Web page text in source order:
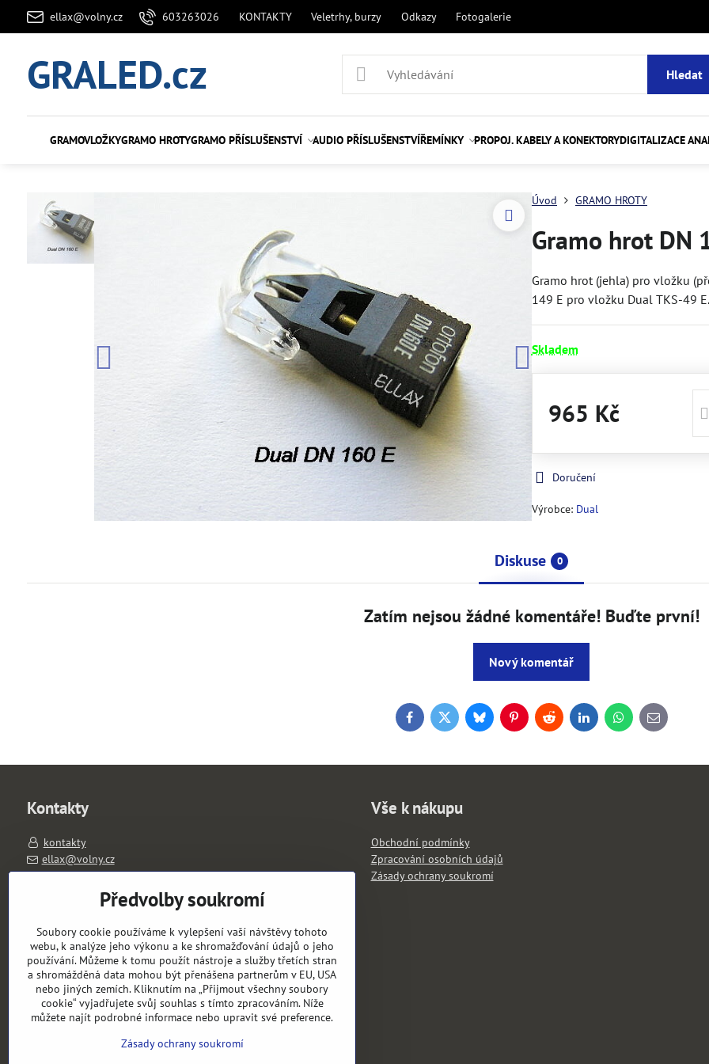
ellax@volny.cz 603263026 KONTAKTY Veletrhy, burzy Odkazy Fotogalerie
GRALED.cz Hledat
GRAMOVLOŽKYGRAMO HROTYGRAMO PŘÍSLUŠENSTVÍ AUDIO PŘÍSLUŠENSTVÍŘEMÍNKY PROPOJ. KABELY A KONEKTORYDIGITALIZACE
Úvod GRAMO HROTY
Gramo hrot DN
Gramo hrot (jehla) pro vložku
149 E pro vložku Dual TKS-49 E.
Skladem
965 Kč
Doručení
Výrobce: Dual
Diskuse 0
Zatím nejsou žádné komentáře! Buďte první!
Nový komentář
FacebookTwitterBlueskyPinterestRedditLinkedInWhatsApp
E-
mail
Kontakty
kontakty
ellax@volny.cz
603263026
PO-PÁ 11-18 hod.
výdejní místo: Slavíkova 1657/1, 120 00 Praha 2
Objednávky
Stav objednávky
Vše k nákupu
Obchodní podmínky
Zpracování osobních údajů
Zásady ochrany soukromí
Předvolby soukromí
Soubory cookie používáme k vylepšení vaší návštěvy tohoto
webu, k analýze jeho výkonu a ke shromažďování údajů o jeho
používání. Můžeme k tomu použít nástroje a služby třetích stran
a shromážděná data mohou být přenášena partnerům v EU, USA
nebo jiných zemích. Kliknutím na „Přijmout všechny soubory
cookie“ vyjadřujete svůj souhlas s tímto zpracováním. Níže
můžete najít podrobné informace nebo upravit své preference.
Zásady ochrany soukromí